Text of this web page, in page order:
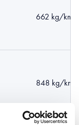
662 kg/km
848 kg/km